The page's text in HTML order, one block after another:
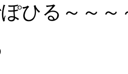
ひる～～～